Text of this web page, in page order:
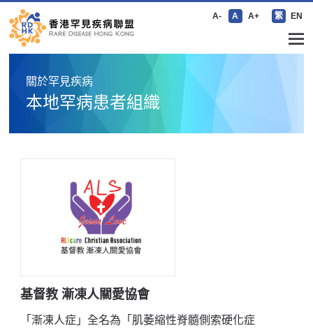
A- A A+ 繁 EN
關於罕見疾病
本地罕病患者組織
基督教 漸凍人關愛協會
「漸凍人症」全名為「肌萎縮性脊髓側索硬化症